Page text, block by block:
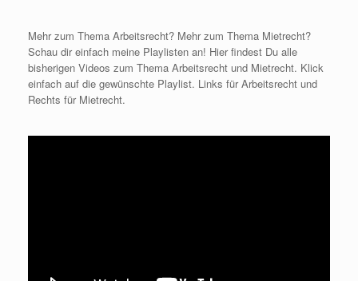
Mehr zum Thema Arbeitsrecht? Mehr zum Thema Mietrecht?
Schau dir einfach meine Playlisten an! Hier findest Du alle
bisherigen Videos zum Thema Arbeitsrecht und Mietrecht. Klick
einfach auf die gewünschte Playlist. Links für Arbeitsrecht und
Rechts für Mietrecht.